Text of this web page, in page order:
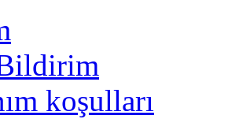
koşulları